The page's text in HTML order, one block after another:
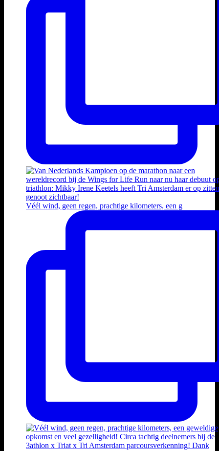
Véél wind, geen regen, prachtige kilometers, een g